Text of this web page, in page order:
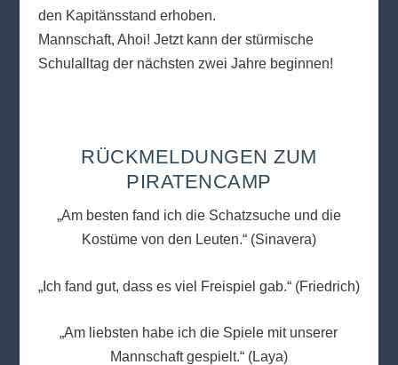
den Kapitänsstand erhoben.
Mannschaft, Ahoi! Jetzt kann der stürmische
Schulalltag der nächsten zwei Jahre beginnen!
RÜCKMELDUNGEN ZUM
PIRATENCAMP
„Am besten fand ich die Schatzsuche und die
Kostüme von den Leuten.“ (Sinavera)
„Ich fand gut, dass es viel Freispiel gab.“ (Friedrich)
„Am liebsten habe ich die Spiele mit unserer
Mannschaft gespielt.“ (Laya)